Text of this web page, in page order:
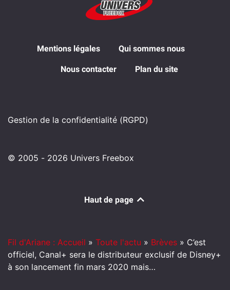
Mentions légales Qui sommes nous
Nous contacter Plan du site
Gestion de la confidentialité (RGPD)
© 2005 - 2026 Univers Freebox
Haut de page
Fil d'Ariane : Accueil » Toute l'actu » Brèves » C’est
officiel, Canal+ sera le distributeur exclusif de Disney+
à son lancement fin mars 2020 mais…